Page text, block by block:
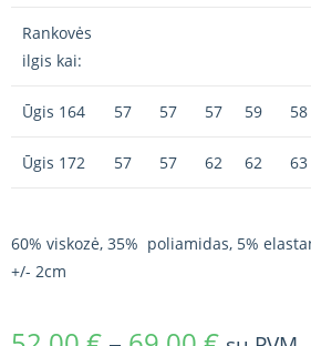
Rankovės
ilgis kai:
Ūgis 164 57 57 57 59 58
Ūgis 172 57 57 62 62 63
60% viskozė, 35% poliamidas, 5%
+/- 2cm